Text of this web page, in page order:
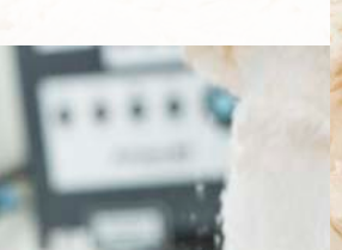
LA PLAQUETTE